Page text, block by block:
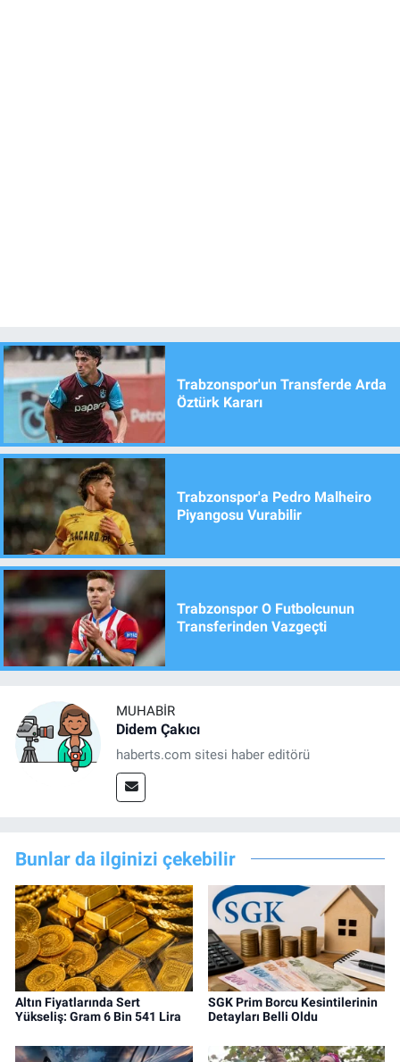
Trabzonspor'un Transferde Arda
Öztürk Kararı
Trabzonspor'a Pedro Malheiro
Piyangosu Vurabilir
Trabzonspor O Futbolcunun
Transferinden Vazgeçti
MUHABIR
Didem Çakıcı
haberts.com sitesi haber editörü
Bunlar da ilginizi çekebilir
Altın Fiyatlarında Sert
Yükseliş: Gram 6 Bin 541 Lira
SGK Prim Borcu Kesintilerinin
Detayları Belli Oldu